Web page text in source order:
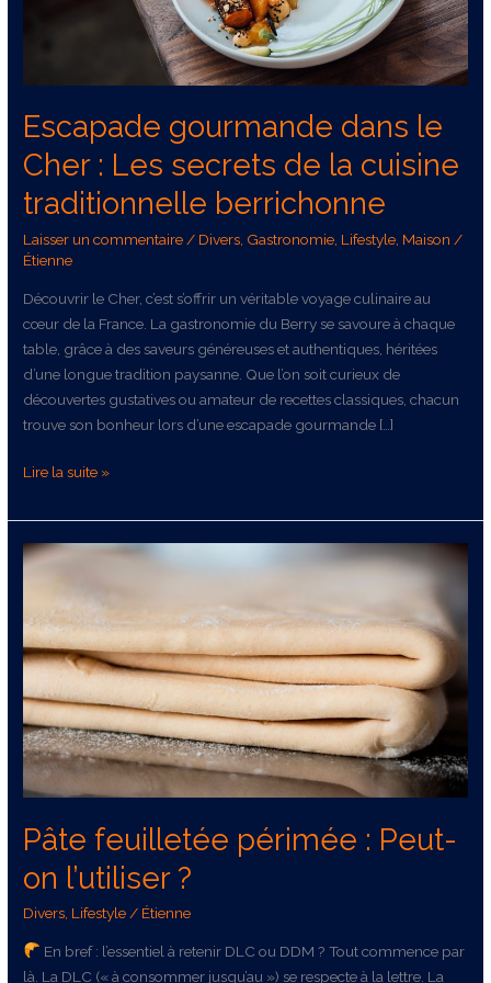
Escapade gourmande dans le
Cher : Les secrets de la cuisine
traditionnelle berrichonne
Laisser un commentaire / Divers Gastronomie Lifestyle Maison /
Étienne
Découvrir le Cher, c’est s’offrir un véritable voyage culinaire au
cœur de la France. La gastronomie du Berry se savoure à chaque
table, grâce à des saveurs généreuses et authentiques, héritées
d’une longue tradition paysanne. Que l’on soit curieux de
découvertes gustatives ou amateur de recettes classiques, chacun
trouve son bonheur lors d’une escapade gourmande […]
Lire la suite »
Pâte feuilletée périmée : Peut-
on l’utiliser ?
Divers Lifestyle / Étienne
En bref : l’essentiel à retenir DLC ou DDM ? Tout commence par
là. La DLC (« à consommer jusqu’au ») se respecte à la lettre. La
Pâte
périmée
Peut-
l’utiliser
?